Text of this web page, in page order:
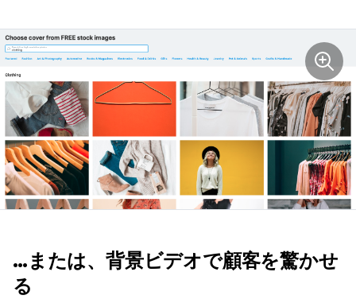
…または、背景ビデオで顧客を驚かせ
る